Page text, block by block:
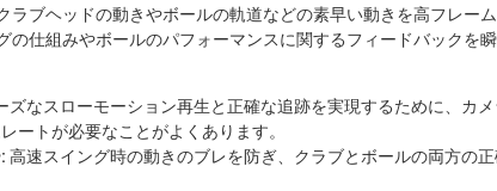
ラブヘッドの動きやボールの軌道などの素早い動きを高フレー
の仕組みやボールのパフォーマンスに関するフィードバックを
ズなスローモーション再生と正確な追跡を実現するために、カ
ートが必要なことがよくあります。
高速スイング時の動きのブレを防ぎ、クラブとボールの両方の